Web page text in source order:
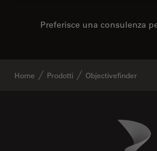
Preferisce una consulenza
Home Prodotti Objectivefinder
Danaher